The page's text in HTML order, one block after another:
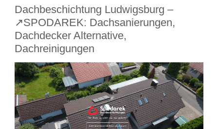
Dachbeschichtung Ludwigsburg –
↗️SPODAREK: Dachsanierungen,
Dachdecker Alternative,
Dachreinigungen